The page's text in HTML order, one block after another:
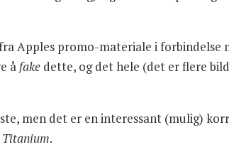
Apples promo-materiale i
å fake dette, og det hele (det er flere
men det er en interessant (mulig)
Titanium.